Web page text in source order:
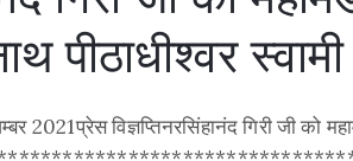
पीठाधीश्वर
2021प्रेस विज्ञप्तिनरसिंहानंद गिरी जी को